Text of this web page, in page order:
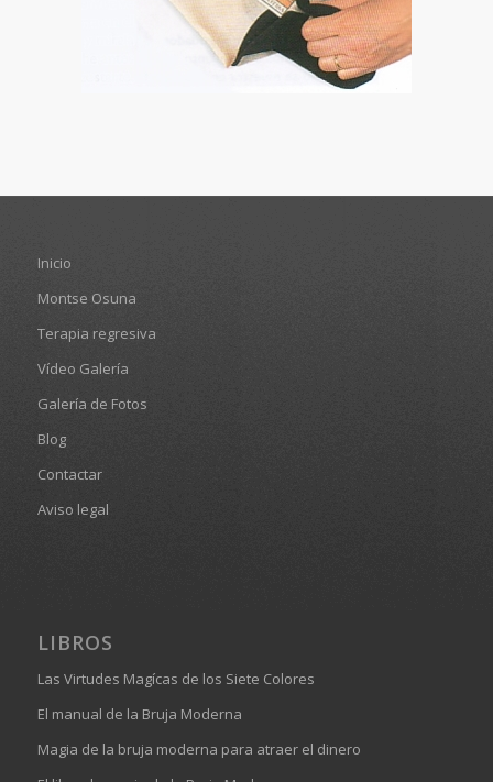
Inicio
Montse Osuna
Terapia regresiva
Vídeo Galería
Galería de Fotos
Blog
Contactar
Aviso legal
LIBROS
Las Virtudes Magícas de los Siete Colores
El manual de la Bruja Moderna
Magia de la bruja moderna para atraer el dinero